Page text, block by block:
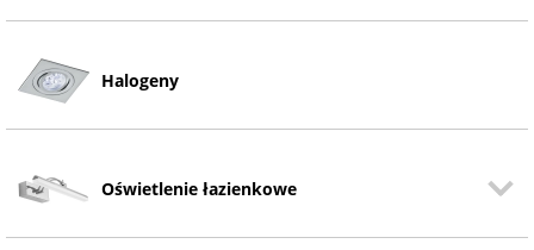
Halogeny
Oświetlenie łazienkowe